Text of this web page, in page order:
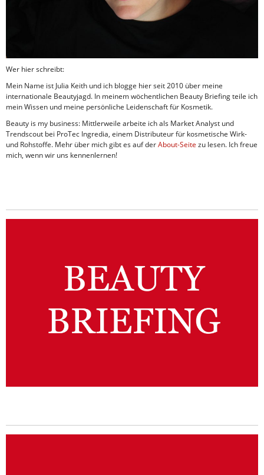
Wer hier schreibt:
Mein Name ist Julia Keith und ich blogge hier seit 2010 über meine
internationale Beautyjagd. In meinem wöchentlichen Beauty Briefing teile ich
mein Wissen und meine persönliche Leidenschaft für Kosmetik.
Beauty is my business: Mittlerweile arbeite ich als Market Analyst und
Trendscout bei ProTec Ingredia, einem Distributeur für kosmetische Wirk-
und Rohstoffe. Mehr über mich gibt es auf derAbout-Seite zu lesen. Ich freue
mich, wenn wir uns kennenlernen!